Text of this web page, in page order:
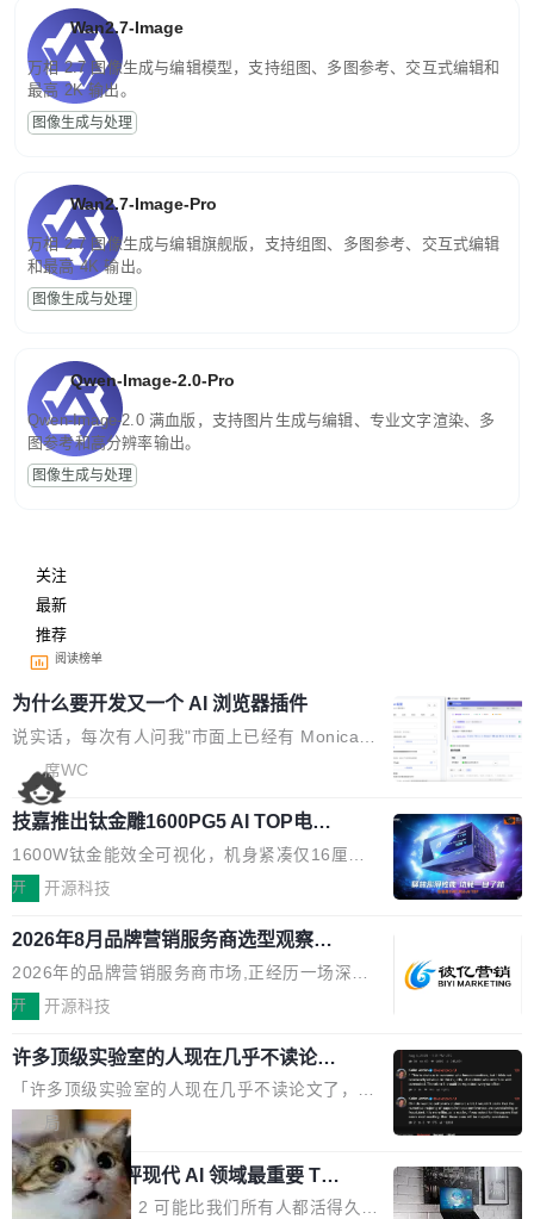
Wan2.7-Image
万相 2.7 图像生成与编辑模型，支持组图、多图参考、交互式编辑和
最高 2K 输出。
图像生成与处理
Wan2.7-Image-Pro
万相 2.7 图像生成与编辑旗舰版，支持组图、多图参考、交互式编辑
和最高 4K 输出。
图像生成与处理
Qwen-Image-2.0-Pro
Qwen-Image-2.0 满血版，支持图片生成与编辑、专业文字渲染、多
图参考和高分辨率输出。
图像生成与处理
关注
最新
推荐
阅读榜单
为什么要开发又一个 AI 浏览器插件
说实话，每次有人问我"市面上已经有 Monica、
Sider、Copilot for Chrome 这些 AI 浏览器插件
了，你为什么还要再做一个"，我都觉得这个问题
问得好。 因为我自己也是从用户变成开发者的。
现有产品的天花板 我用过不少 AI 浏览器插件。
刚开始觉得都挺好——选中一段文字，弹出解
要。但用久了你会发现，它们本质上都是同一类
东西：一个带网页上下文的聊天框。 它们能读取
页面的文本，然后把文本丢给大模型，再返回一
段回答。仅此而已。 这当然有用，但总觉得差点
意思。比如我在一个后台管理系统里，需要填50
个表单字段，每个字段还有联动逻辑；比如我
想...
席WC
技嘉推出钛金雕1600PG5 AI TOP电
源：为发烧级主机与本地AI算力打造旗
舰供电方案
1600W钛金能效全可视化，机身紧凑仅16厘米
继2026台北电脑展首度亮相后，技嘉科技近日正
电源专为发烧级DIY主机与本地AI算力平台打
造，整机长度仅16厘米，提供1600W额定功率
与80PLUS钛金能效；支持ATX 3.1与PCIe 5.1
规范，结合服务器级元件、完善供电线材与内置
实时LCD监控屏，可充分满足当下高阶PC主机
的严苛使用需求。 澎湃功率，紧凑机身 钛金雕1
600PG5 AI TOP具备强悍输出功率，同时实现
机身尺寸大幅精简。整机长度仅16厘米，属于同
功率段机身尺寸十分紧凑的1600W电源产品。小
巧机身有效提升市面主流标准A...
开 开源科技
2026年8月品牌营销服务商选型观察：
从流量思维到品牌资产思维的范式转移
2026年的品牌营销服务商市场,正经历一场深刻
的价值重构。全球全案品牌代理机构市场从2025
复合增长率达5.44%,预计2032年将突破120亿美
元。数字广告与公共关系相关服务市场更是从20
25年的8463亿美元扩张至2026年的8763亿美
元。数字的背后是一个清晰的事实——品牌对专
业化营销服务的需求从未如此迫切。 但市场扩容
的同时,服务商的竞争逻辑正在改变。2026年Top
开 开源科技
许多顶级实验室的人现在几乎不读论文
了
「许多顶级实验室的人现在几乎不读论文了，而
且他们认为 ICLR/ICML/NeurIPS 充斥着大量过
度宣传和欺诈。」 OpenAI 研究员 Keller Jorda
n 这条推文引发了广泛讨论。他不是在说风凉
话，他是说出了一个圈内人尽皆知但很少公开捅
局
xAI 前工程师评现代 AI 领域最重要 Top
3 开源项目
Flash Attention 2 可能比我们所有人都活得久。